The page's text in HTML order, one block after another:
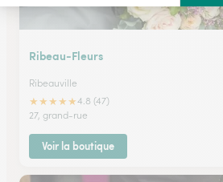
Ribeau-Fleurs
Ribeauville
★★★★★4.8 (47)
27, grand-rue
Voir la boutique